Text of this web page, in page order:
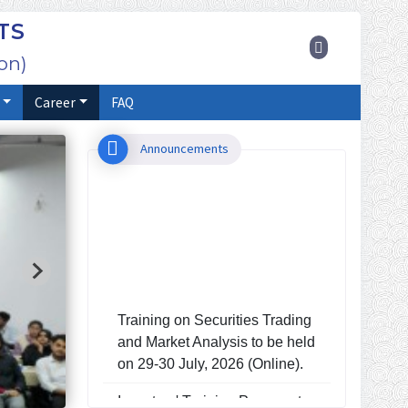
Career FAQ
Announcements
and Market Analysis to be held
on 29-30 July, 2026 (Online).